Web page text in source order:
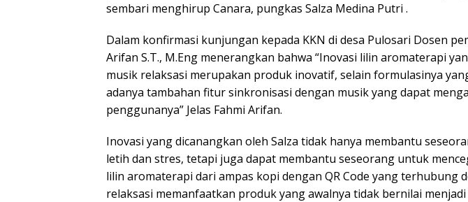
sembari menghirup Canara, pungkas Salza Medina Putri .
Dalam konfirmasi kunjungan kepada KKN di desa Pulosari Dosen
Arifan S.T., M.Eng menerangkan bahwa “Inovasi lilin aromaterapi
musik relaksasi merupakan produk inovatif, selain formulasinya
adanya tambahan fitur sinkronisasi dengan musik yang dapat
penggunanya” Jelas Fahmi Arifan.
Inovasi yang dicanangkan oleh Salza tidak hanya membantu
letih dan stres, tetapi juga dapat membantu seseorang untuk
lilin aromaterapi dari ampas kopi dengan QR Code yang terhubung
relaksasi memanfaatkan produk yang awalnya tidak bernilai